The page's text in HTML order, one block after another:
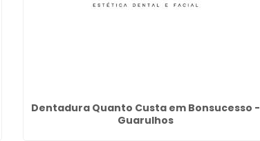
Dentadura Quanto Custa em Bonsucesso -
Guarulhos